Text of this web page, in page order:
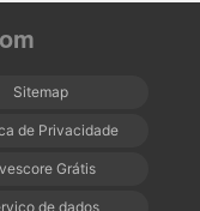
Sitemap
de Privacidade
Grátis
de dados